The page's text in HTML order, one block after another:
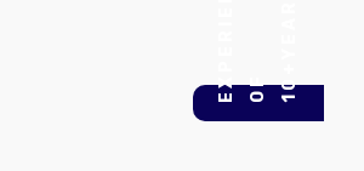
10+
F
X